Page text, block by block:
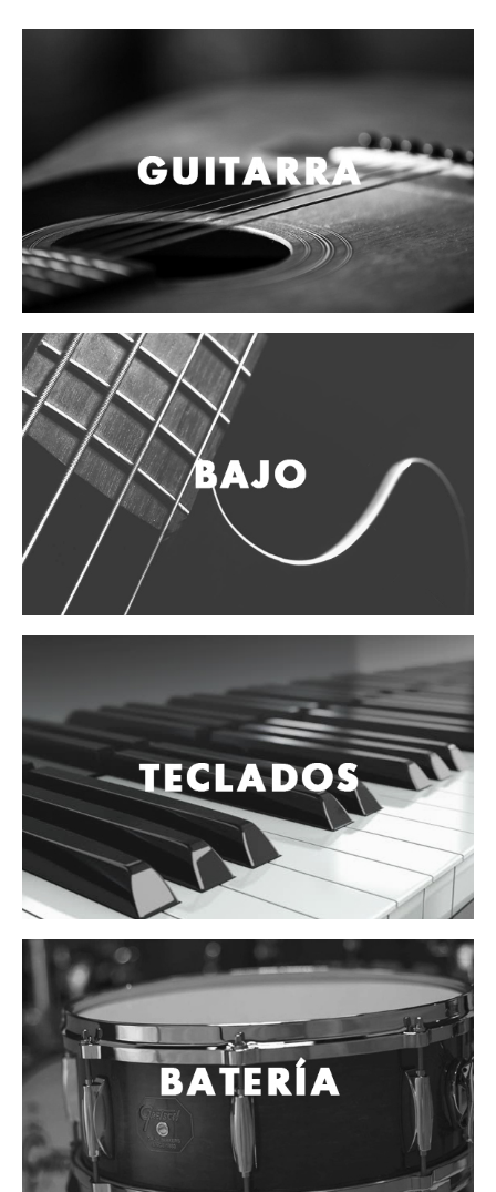
Herrajes y soportes
Marcha
Redoblantes
Tambores
Bombos
Multi-tenores
Baquetas, mazos y bolillos
Pergaminos
Liras
Guiros
Vientos
Accesorios
Micrófonos
Mano alámbrico
Inalámbrico diadema y solapa
Inalámbrico para instrumento
Estudio
Corro y escenario
Instalaciones
Cámara, computadora y celular
Pedestales y soportes
Accesorios
Cables
Audio Profesional
Columnas pasivas
Columnas activas
Amplificadores